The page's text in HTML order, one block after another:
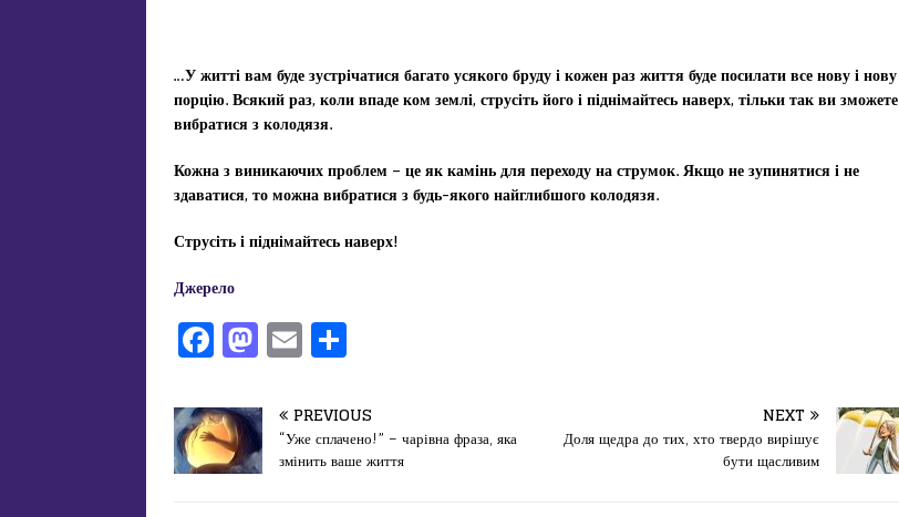
…У житті вам буде зустрічатися багато усякого бруду і кожен раз життя буде посилати все нову і нову
порцію. Всякий раз, коли впаде ком землі, струсіть його і піднімайтесь наверх, тільки так ви зможете
вибратися з колодязя.
Кожна з виникаючих проблем – це як камінь для переходу на струмок. Якщо не зупинятися і не
здаватися, то можна вибратися з будь-якого найглибшого колодязя.
Струсіть і піднімайтесь наверх!
Джерело
F
a
c
e
b
M
a
st
o
d
E
m
ai
l
іл
и
т
PREVIOUS
“Уже сплачено!” – чарівна фраза, яка
змінить ваше життя
NEXT
Доля щедра до тих, хто твердо вирішує
бути щасливим